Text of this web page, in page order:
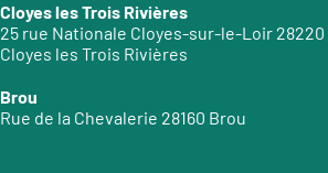
Cloyes les Trois Rivières
25 rue Nationale Cloyes-sur-le-Loir 28220
Cloyes les Trois Rivières
Brou
Rue de la Chevalerie 28160 Brou